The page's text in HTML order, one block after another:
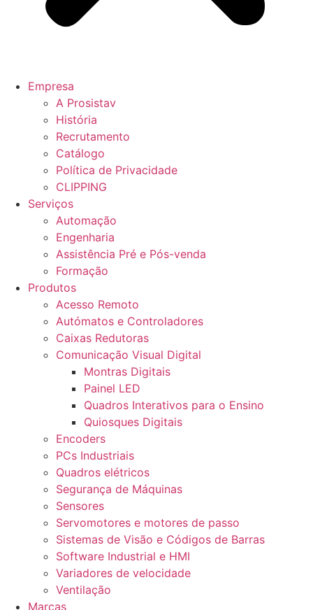
Empresa
A Prosistav
História
Recrutamento
Catálogo
Política de Privacidade
CLIPPING
Serviços
Automação
Engenharia
Assistência Pré e Pós-venda
Formação
Produtos
Acesso Remoto
Autómatos e Controladores
Caixas Redutoras
Comunicação Visual Digital
Montras Digitais
Painel LED
Quadros Interativos para o Ensino
Quiosques Digitais
Encoders
PCs Industriais
Quadros elétricos
Segurança de Máquinas
Sensores
Servomotores e motores de passo
Sistemas de Visão e Códigos de Barras
Software Industrial e HMI
Variadores de velocidade
Ventilação
Marcas